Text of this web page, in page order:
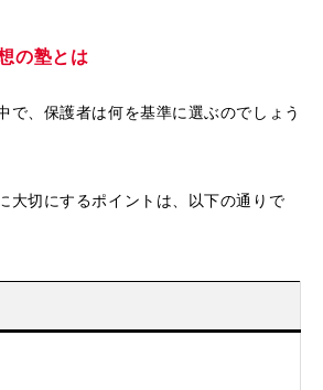
の塾とは
で、保護者は何を基準に選ぶのでしょう
大切にするポイントは、以下の通りで